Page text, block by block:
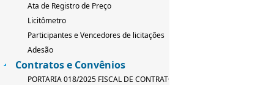
Ata de Registro de Preço
Licitômetro
Participantes e Vencedores de licitações
Adesão
Contratos e Convênios
PORTARIA 018/2025 FISCAL DE CONTRATO